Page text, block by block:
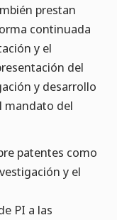
prestan
continuada
y el
del
y desarrollo
mandato del
patentes como
y el
PI a las